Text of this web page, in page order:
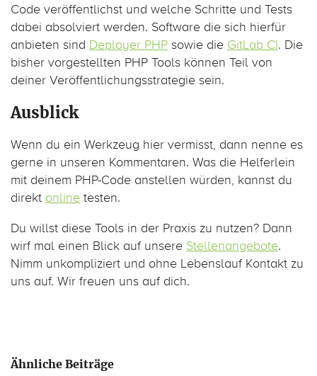
Code veröffentlichst und welche Schritte und Tests
dabei absolviert werden. Software die sich hierfür
anbieten sind Deployer PHP sowie die GitLab CI. Die
bisher vorgestellten PHP Tools können Teil von
deiner Veröffentlichungsstrategie sein.
Ausblick
Wenn du ein Werkzeug hier vermisst, dann nenne es
gerne in unseren Kommentaren. Was die Helferlein
mit deinem PHP-Code anstellen würden, kannst du
direkt online testen.
Du willst diese Tools in der Praxis zu nutzen? Dann
wirf mal einen Blick auf unsere Stellenangebote.
Nimm unkompliziert und ohne Lebenslauf Kontakt zu
uns auf. Wir freuen uns auf dich.
Ähnliche Beiträge